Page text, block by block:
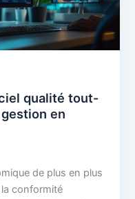
qualité tout-
en
de plus en plus
conformité